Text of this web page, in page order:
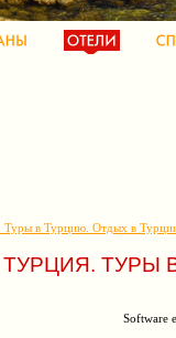
Туры в Турцию. Отдых в
ТУРЦИЯ.
Software